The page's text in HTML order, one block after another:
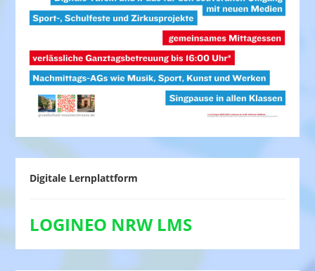
Digitale Lernplattform
LOGINEO NRW LMS